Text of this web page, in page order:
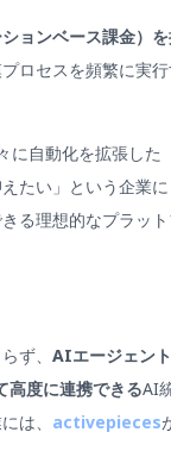
ションベース課金）
ロセスを頻繁に実
に自動化を拡張した
たい」という企業
る理想的なプラッ
ず、 AIエージェント
度に連携できるAI
は、 activepieces